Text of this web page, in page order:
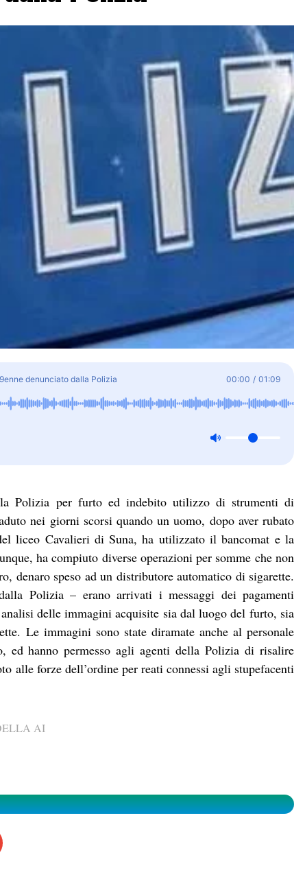
denunciato dalla Polizia 00:00 / 01:09
Polizia per furto ed indebito utilizzo di strumenti di
nei giorni scorsi quando un uomo, dopo aver rubato
liceo Cavalieri di Suna, ha utilizzato il bancomat e la
ha compiuto diverse operazioni per somme che non
denaro speso ad un distributore automatico di sigarette.
Polizia – erano arrivati i messaggi dei pagamenti
delle immagini acquisite sia dal luogo del furto, sia
Le immagini sono state diramate anche al personale
hanno permesso agli agenti della Polizia di risalire
alle forze dell’ordine per reati connessi agli stupefacenti
AI